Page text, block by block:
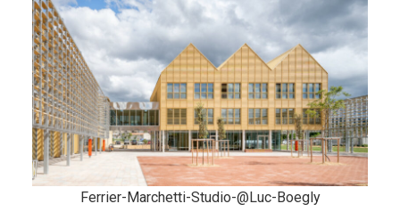
Ferrier-Marchetti-Studio-@Luc-Boegly